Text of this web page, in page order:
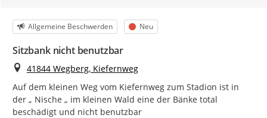
Kategorie
Allgemeine Beschwerden Status
Neu
Sitzbank nicht benutzbar
Ort
41844 Wegberg, Kiefernweg
Auf dem kleinen Weg vom Kiefernweg zum Stadion ist in
der „ Nische „ im kleinen Wald eine der Bänke total
beschädigt und nicht benutzbar